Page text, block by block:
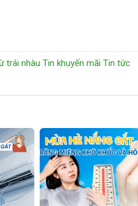
trái nhàu Tin khuyến mãi Tin tức